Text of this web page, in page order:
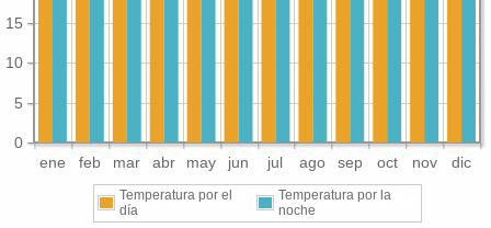
ene feb mar abr may jun jul ago sep oct nov dic
0
5
10
15
Temperatura por el
día
Temperatura por la
noche